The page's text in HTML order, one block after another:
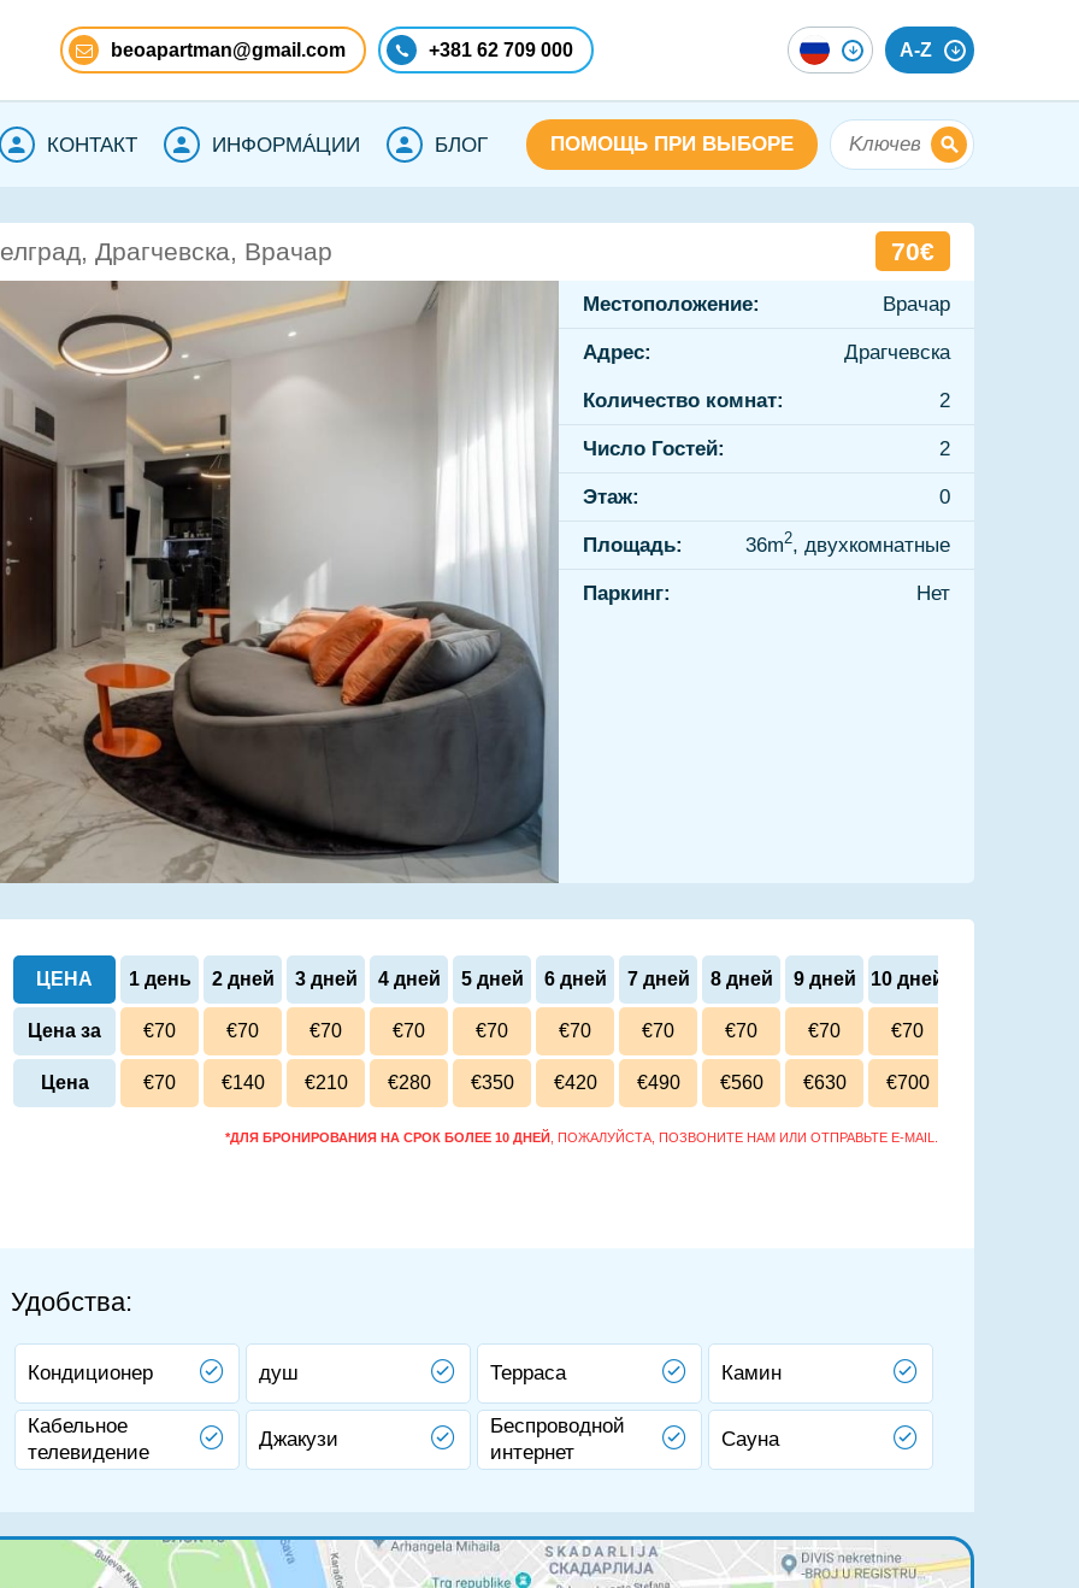
beoapartman@gmail.com +381 62 709 000 A-Z
КОНТАКТ ИНФОРМА́ЦИИ БЛОГ ПОМОЩЬ ПРИ ВЫБОРЕ
Драгчевска, Врачар 70€
Местоположение: Врачар
Адрес: Драгчевска
Количество комнат: 2
Число Гостей: 2
Этаж: 0
Площадь: 36m2, двухкомнатные
Паркинг: Нет
ЦЕНА 1 день 2 дней 3 дней 4 дней 5 дней 6 дней 7 дней 8 дней 9 дней 10 дней
Цена за
сутки
€70 €70 €70 €70 €70 €70 €70 €70 €70 €70
Цена €70 €140 €210 €280 €350 €420 €490 €560 €630 €700
*ДЛЯ БРОНИРОВАНИЯ НА СРОК БОЛЕЕ 10 ДНЕЙ , ПОЖАЛУЙСТА, ПОЗВОНИТЕ НАМ ИЛИ ОТПРАВЬТЕ E-MAIL.
Удобства:
Кондиционер душ Терраса Камин
Кабельное
телевидение
Джакузи
Беспроводной
интернет
Сауна